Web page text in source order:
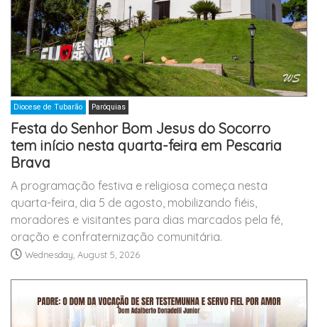
Diocese de Tubarão Paróquias
Festa do Senhor Bom Jesus do Socorro
tem início nesta quarta-feira em Pescaria
Brava
A programação festiva e religiosa começa nesta
quarta-feira, dia 5 de agosto, mobilizando fiéis,
moradores e visitantes para dias marcados pela fé,
oração e confraternização comunitária.
Wednesday, August 5, 2026